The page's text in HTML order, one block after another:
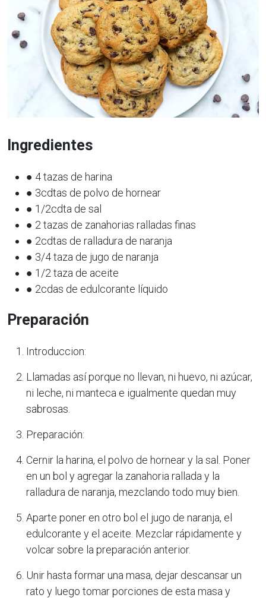
Ingredientes
● 4 tazas de harina
● 3cdtas de polvo de hornear
● 1/2cdta de sal
● 2 tazas de zanahorias ralladas finas
● 2cdtas de ralladura de naranja
● 3/4 taza de jugo de naranja
● 1/2 taza de aceite
● 2cdas de edulcorante líquido
Preparación
Introduccion:
Llamadas así porque no llevan, ni huevo, ni azúcar,
ni leche, ni manteca e igualmente quedan muy
sabrosas.
Preparación:
Cernir la harina, el polvo de hornear y la sal. Poner
en un bol y agregar la zanahoria rallada y la
ralladura de naranja, mezclando todo muy bien.
Aparte poner en otro bol el jugo de naranja, el
edulcorante y el aceite. Mezclar rápidamente y
volcar sobre la preparación anterior.
Unir hasta formar una masa, dejar descansar un
rato y luego tomar porciones de esta masa y